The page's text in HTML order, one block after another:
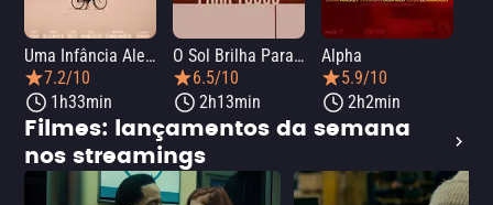
Uma Infância Alemã
7.2/10
1h33min
O Sol Brilha Para Todos
6.5/10
2h13min
Alpha
5.9/10
2h2min
Filmes: lançamentos da semana
nos streamings